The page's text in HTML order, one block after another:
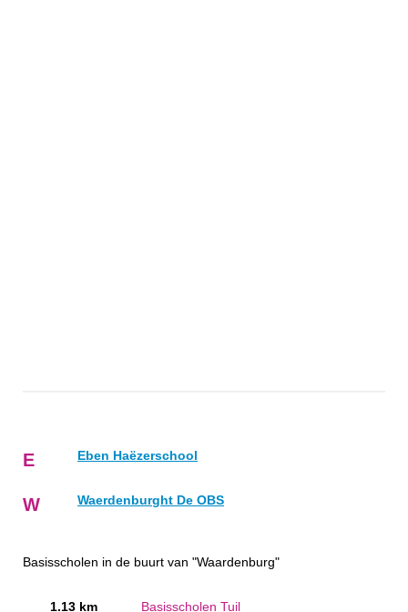
E Eben Haëzerschool
W Waerdenburght De OBS
Basisscholen in de buurt van "Waardenburg"
1.13 km Basisscholen Tuil